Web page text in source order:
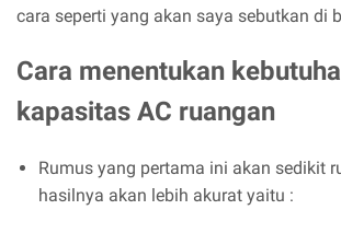
cara seperti yang akan saya sebutkan di
Cara menentukan
kapasitas AC ruangan
Rumus yang pertama ini akan sedikit
hasilnya akan lebih akurat yaitu :